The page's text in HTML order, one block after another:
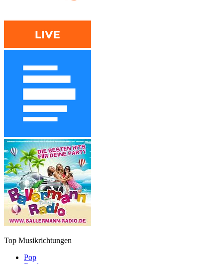
Top Musikrichtungen
Pop